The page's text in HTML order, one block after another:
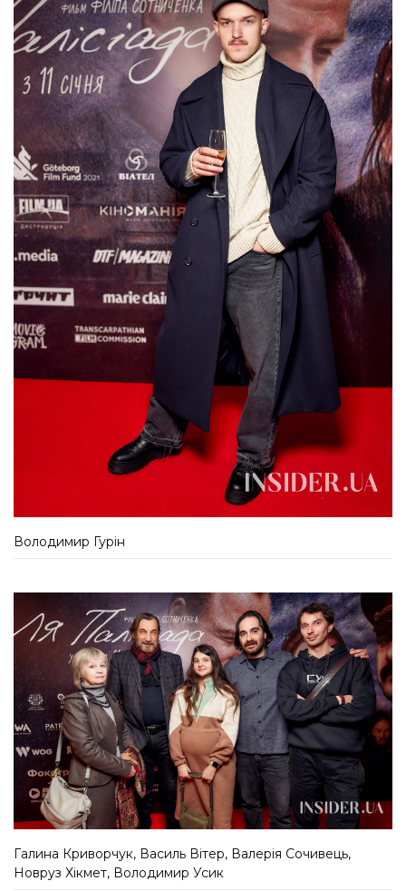
Володимир Гурін
Галина Криворчук, Василь Вітер, Валерія Сочивець,
Новруз Хікмет, Володимир Усик